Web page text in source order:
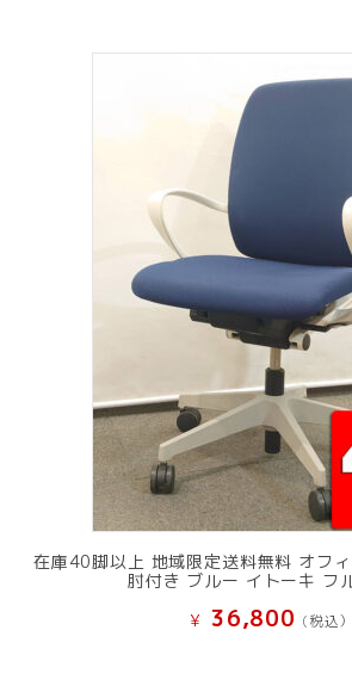
在庫40脚以上 地域限定送料無料 オフ
肘付き ブルー イトーキ フ
¥ 36,800 (税込）